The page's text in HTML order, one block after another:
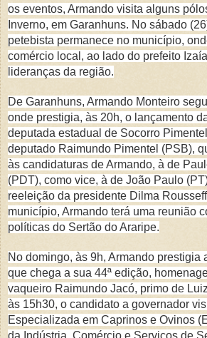
os eventos, Armando visita alguns
Inverno, em Garanhuns. No sábado
petebista permanece no município,
comércio local, ao lado do prefeito
lideranças da região.
De Garanhuns, Armando Monteiro
onde prestigia, às 20h, o lançamento
deputada estadual de Socorro
deputado Raimundo Pimentel (PSB),
às candidaturas de Armando, à de
(PDT), como vice, à de João Paulo
reeleição da presidente Dilma
município, Armando terá uma reunião
políticas do Sertão do Araripe.
No domingo, às 9h, Armando prestigia
que chega a sua 44ª edição,
vaqueiro Raimundo Jacó, primo de
às 15h30, o candidato a governador
Especializada em Caprinos e Ovinos
da Indústria, Comércio e Serviços de